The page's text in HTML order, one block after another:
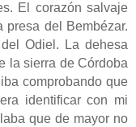
El corazón salvaje
del Bembézar.
Odiel. La dehesa
la sierra de Córdoba
comprobando que
identificar con mi
que de mayor no